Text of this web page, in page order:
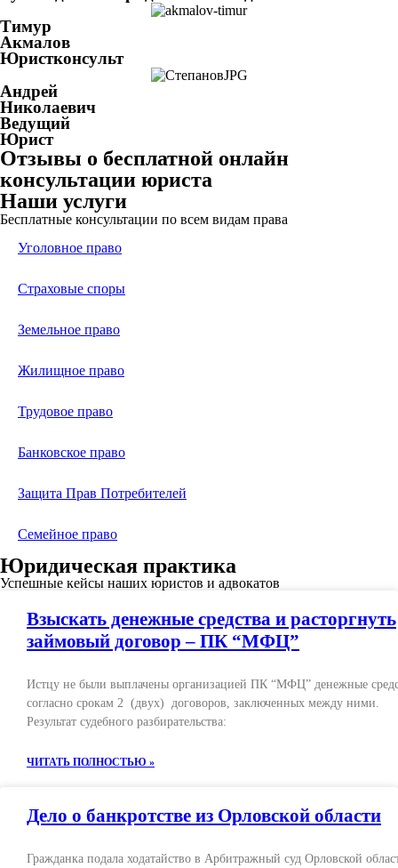
Тимур
Акмалов
Юристконсульт
Андрей
Николаевич
Ведущий
Юрист
Отзывы о бесплатной онлайн
консультации юриста
Наши услуги
Бесплатные консультации по всем видам права
Уголовное право
Страховые споры
Земельное право
Жилищное право
Трудовое право
Банковское право
Защита Прав Потребителей
Семейное право
Юридическая практика
Успешные кейсы наших юристов и адвокатов
Взыскать денежные средства и расторгнуть
займовый договор – ПК “МФЦ”
Истцу не были выплачены организацией ПК “МФЦ” денежные
согласно срокам 2 (двух) договоров, заключенных между ними.
Результат судебного разбирательства:
ЧИТАТЬ ПОЛНОСТЬЮ »
Дело о банкротстве из Орловской области
Гражданка подала ходатайство в Арбитражный суд Орловской